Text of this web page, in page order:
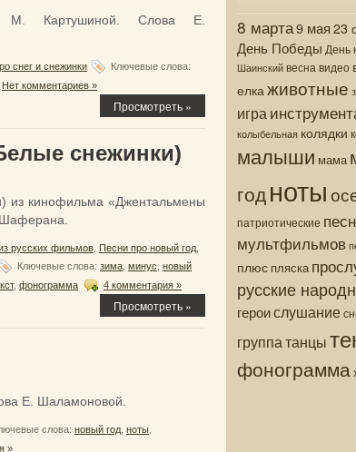
М. Картушиной. Слова Е.
снег и снежинки
Ключевые слова:
Нет комментариев »
Просмотреть »
снежинки)
из кинофильма «Джентальмены
русских фильмов Песни про новый год
Ключевые слова: зима минус новый
, фонограмма 4 комментария »
Просмотреть »
Е. Шаламоновой.
слова: новый год ноты
»
8 марта9 мая 23
День Победы День
Шаинскийвесна видео
елка животные
игра
колыбельная колядки
малыши мама
годноты
патриотические
мультфильмов
плюс пляска
русские
героислушание
группатанцы
фонограмма